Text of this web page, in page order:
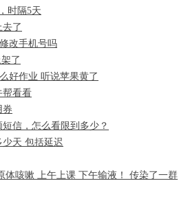
时隔5天
了
改手机号吗
了
好作业 听说苹果黄了
帮看看
券
信，怎么看限到多少？
天 包括延迟
体咳嗽 上午上课 下午输液！ 传染了一群